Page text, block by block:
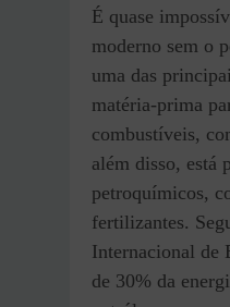
É quase
moderno sem o
uma das
matéria-prima
combustíveis,
além disso, está
petroquímicos,
fertilizantes.
Internacional de
de 30% da